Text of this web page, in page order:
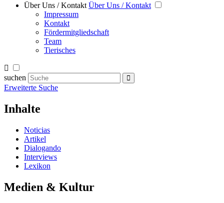
Über Uns / Kontakt Über Uns / Kontakt
Impressum
Kontakt
Fördermitgliedschaft
Team
Tierisches
suchen
Erweiterte Suche
Inhalte
Noticias
Artikel
Dialogando
Interviews
Lexikon
Medien & Kultur